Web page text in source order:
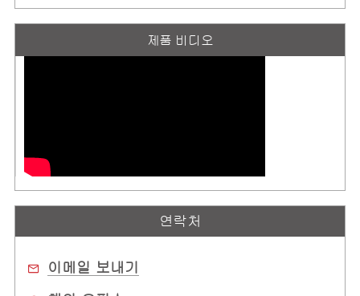
제품 비디오
연락처
이메일 보내기